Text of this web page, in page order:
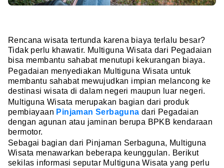
Rencana wisata tertunda karena biaya terlalu besar?
Tidak perlu khawatir. Multiguna Wisata dari Pegadaian
bisa membantu sahabat menutupi kekurangan biaya.
Pegadaian menyediakan Multiguna Wisata untuk
membantu sahabat mewujudkan impian melancong ke
destinasi wisata di dalam negeri maupun luar negeri.
Multiguna Wisata merupakan bagian dari produk
pembiayaan Pinjaman Serbaguna dari Pegadaian
dengan agunan atau jaminan berupa BPKB kendaraan
bermotor.
Sebagai bagian dari Pinjaman Serbaguna, Multiguna
Wisata menawarkan beberapa keunggulan. Berikut
sekilas informasi seputar Multiguna Wisata yang perlu